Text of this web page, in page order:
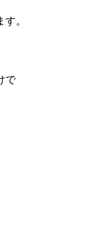
。
で